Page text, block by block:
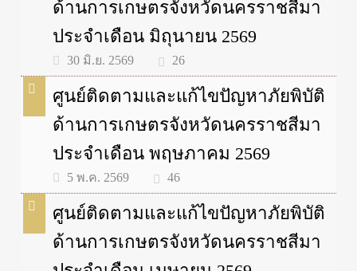
ด้านการเกษตรจังหวัดนครราชสีมา
ประจำเดือน มิถุนายน 2569
30 มิ.ย. 2569 26
ศูนย์ติดตามและแก้ไขปัญหาภัยพิบัติ
ด้านการเกษตรจังหวัดนครราชสีมา
ประจำเดือน พฤษภาคม 2569
5 พ.ค. 2569 46
ศูนย์ติดตามและแก้ไขปัญหาภัยพิบัติ
ด้านการเกษตรจังหวัดนครราชสีมา